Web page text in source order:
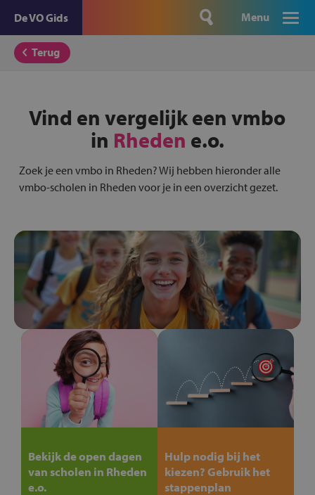
De VO Gids Menu
Terug
Vind en vergelijk een vmbo
in Rheden e.o.
Zoek je een vmbo in Rheden? Wij hebben hieronder alle
vmbo-scholen in Rheden voor je in een overzicht gezet.
Bekijk de open dagen
van scholen in Rheden
e.o.
Hulp nodig bij het
kiezen? Gebruik het
stappenplan